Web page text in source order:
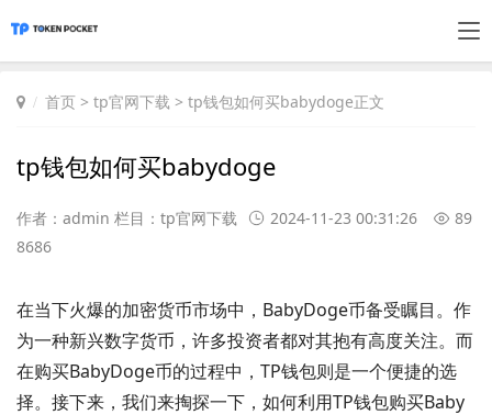
首页 > tp官网下载 > tp钱包如何买babydoge正文
tp钱包如何买babydoge
作者：admin 栏目： tp官网下载 2024-11-23 00:31:26
89
8686
在当下火爆的加密货币市场中，BabyDoge币备受瞩目。作
为一种新兴数字货币，许多投资者都对其抱有高度关注。而
在购买BabyDoge币的过程中，TP钱包则是一个便捷的选
择。接下来，我们来掏探一下，如何利用TP钱包购买Baby